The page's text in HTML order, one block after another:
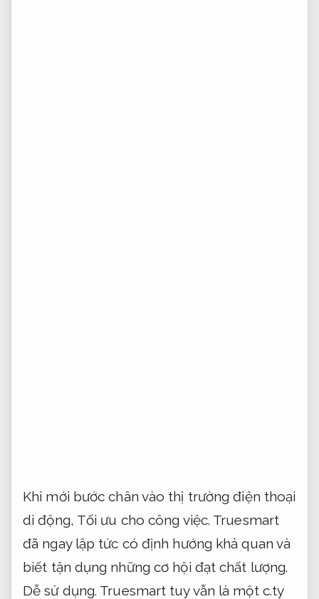
Khi mới bước chân vào thị trường điện thoại
di động, Tối ưu cho công việc. Truesmart
đã ngay lập tức có định hướng khả quan và
biết tận dụng những cơ hội đạt chất lượng.
Dễ sử dụng. Truesmart tuy vẫn là một c.ty